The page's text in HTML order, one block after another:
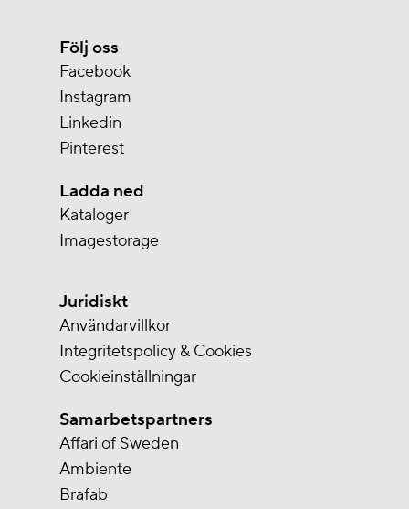
Följ oss
Facebook
Instagram
Linkedin
Pinterest
Ladda ned
Kataloger
Imagestorage
Juridiskt
Användarvillkor
Integritetspolicy & Cookies
Cookieinställningar
Samarbetspartners
Affari of Sweden
Ambiente
Brafab